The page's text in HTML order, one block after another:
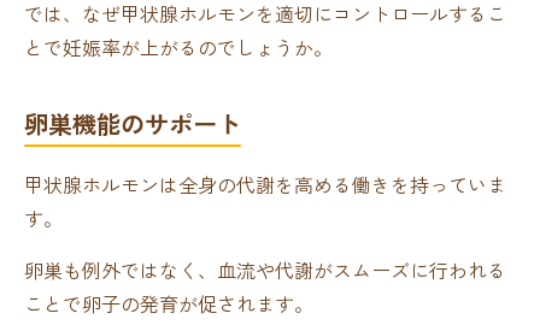
では、なぜ甲状腺ホルモンを適切にコントロールするこ
とで妊娠率が上がるのでしょうか。
卵巣機能のサポート
甲状腺ホルモンは全身の代謝を高める働きを持っていま
す。
卵巣も例外ではなく、血流や代謝がスムーズに行われる
ことで卵子の発育が促されます。